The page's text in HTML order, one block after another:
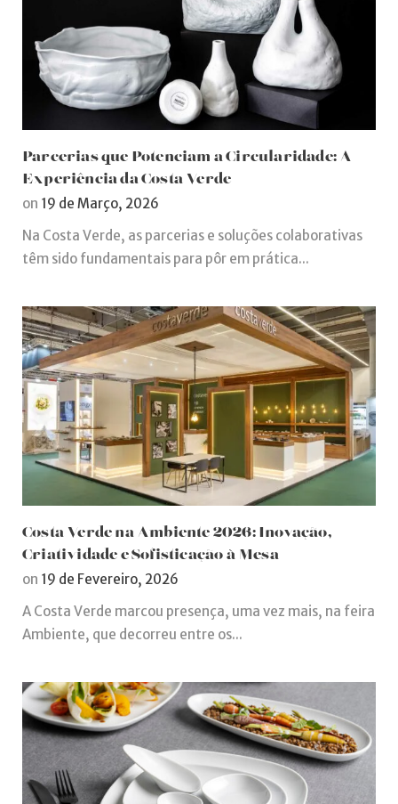
Parcerias que Potenciam a Circularidade: A
Experiência da Costa Verde
on 19 de Março, 2026
Na Costa Verde, as parcerias e soluções colaborativas
têm sido fundamentais para pôr em prática...
Costa Verde na Ambiente 2026: Inovação,
Criatividade e Sofisticação à Mesa
on 19 de Fevereiro, 2026
A Costa Verde marcou presença, uma vez mais, na feira
Ambiente, que decorreu entre os...